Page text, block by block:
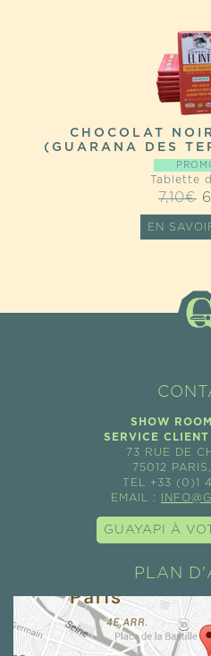
CHOCOLAT
(GUARANA DES
Tablette
7,10€
EN
SHOW
SERVICE
73 RUE DE
75012
TEL +33 (0)1
EMAIL :
GUAYAPI À
PLAN